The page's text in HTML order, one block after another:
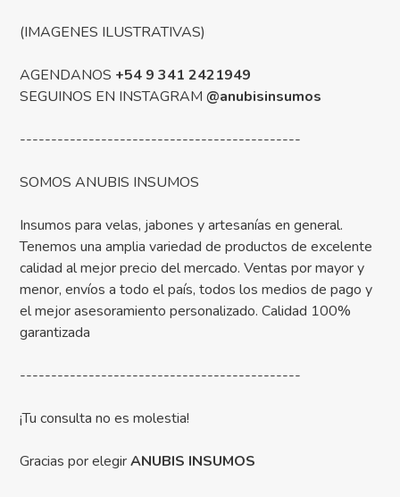
(IMAGENES ILUSTRATIVAS)
AGENDANOS +54 9 341 2421949
SEGUINOS EN INSTAGRAM@anubisinsumos
---------------------------------------------
SOMOS ANUBIS INSUMOS
Insumos para velas, jabones y artesanías en general.
Tenemos una amplia variedad de productos de excelente
calidad al mejor precio del mercado. Ventas por mayor y
menor, envíos a todo el país, todos los medios de pago y
el mejor asesoramiento personalizado. Calidad 100%
garantizada
---------------------------------------------
¡Tu consulta no es molestia!
Gracias por elegirANUBIS INSUMOS